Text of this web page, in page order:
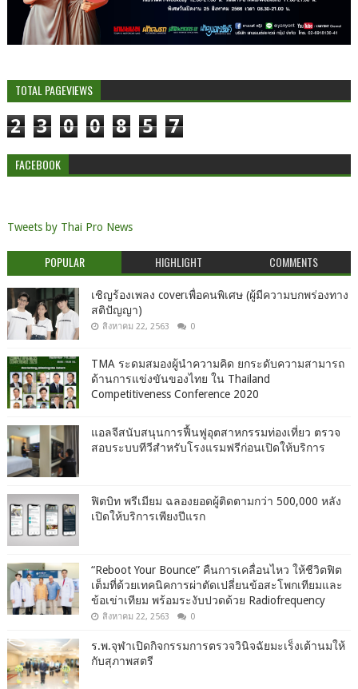
TOTAL PAGEVIEWS
2 3 0 0 8 5 7
FACEBOOK
Tweets by Thai Pro News
POPULAR HIGHLIGHT COMMENTS
เชิญร้องเพลง coverเพื่อคนพิเศษ (ผู้มีความบกพร่องทาง
สติปัญญา)
สิงหาคม 22, 2563 0
TMA ระดมสมองผู้นำความคิด ยกระดับความสามารถ
ด้านการแข่งขันของไทย ใน Thailand
Competitiveness Conference 2020
แอลจีสนับสนุนการฟื้นฟูอุตสาหกรรมท่องเที่ยว ตรวจ
สอบระบบทีวีสำหรับโรงแรมฟรีก่อนเปิดให้บริการ
ฟิตบิท พรีเมียม ฉลองยอดผู้ติดตามกว่า 500,000 หลัง
เปิดให้บริการเพียงปีแรก
“Reboot Your Bounce” คืนการเคลื่อนไหว ให้ชีวิตฟิต
เต็มที่ด้วยเทคนิคการผ่าตัดเปลี่ยนข้อสะโพกเทียมและ
ข้อเข่าเทียม พร้อมระงับปวดด้วย Radiofrequency
สิงหาคม 22, 2563 0
ร.พ.จุฬาเปิดกิจกรรมการตรวจวินิจฉัยมะเร็งเต้านมให้
กับสุภาพสตรี